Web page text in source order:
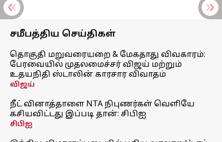
சமீபத்திய செய்திகள்
தொகுதி மறுவரையறை & மேகதாது விவகாரம்:
பேரவையில் முதலமைச்சர் விஜய் மற்றும்
உதயநிதி ஸ்டாலின் காரசார விவாதம்
விஜய்
நீட் வினாத்தாளை NTA நிபுணர்கள் வெளியே
கசியவிட்டது இப்படி தான்: சிபிஐ
சிபிஐ